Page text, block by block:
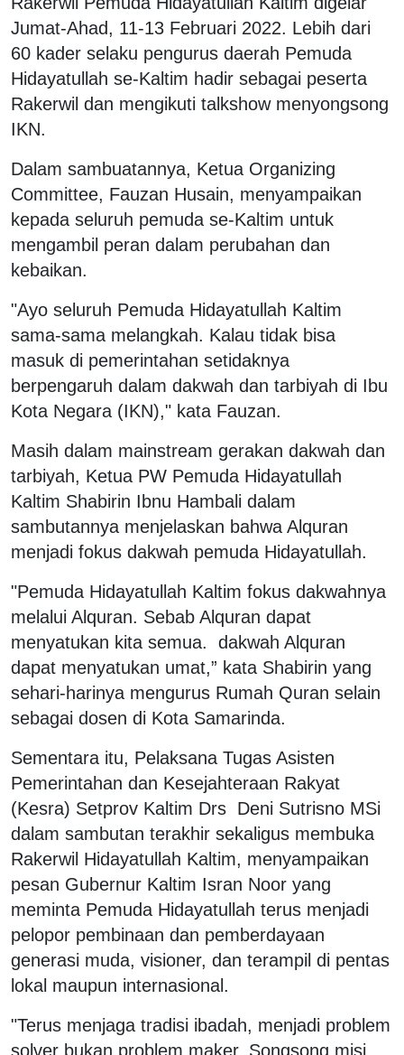
Jumat-Ahad, 11-13 Februari 2022. Lebih dari
60 kader selaku pengurus daerah Pemuda
Hidayatullah se-Kaltim hadir sebagai peserta
Rakerwil dan mengikuti talkshow menyongsong
IKN.
Dalam sambuatannya, Ketua Organizing
Committee, Fauzan Husain, menyampaikan
kepada seluruh pemuda se-Kaltim untuk
mengambil peran dalam perubahan dan
kebaikan.
"Ayo seluruh Pemuda Hidayatullah Kaltim
sama-sama melangkah. Kalau tidak bisa
masuk di pemerintahan setidaknya
berpengaruh dalam dakwah dan tarbiyah di Ibu
Kota Negara (IKN)," kata Fauzan.
Masih dalam mainstream gerakan dakwah dan
tarbiyah, Ketua PW Pemuda Hidayatullah
Kaltim Shabirin Ibnu Hambali dalam
sambutannya menjelaskan bahwa Alquran
menjadi fokus dakwah pemuda Hidayatullah.
"Pemuda Hidayatullah Kaltim fokus dakwahnya
melalui Alquran. Sebab Alquran dapat
menyatukan kita semua. dakwah Alquran
dapat menyatukan umat,” kata Shabirin yang
sehari-harinya mengurus Rumah Quran selain
sebagai dosen di Kota Samarinda.
Sementara itu, Pelaksana Tugas Asisten
Pemerintahan dan Kesejahteraan Rakyat
(Kesra) Setprov Kaltim Drs Deni Sutrisno MSi
dalam sambutan terakhir sekaligus membuka
Rakerwil Hidayatullah Kaltim, menyampaikan
pesan Gubernur Kaltim Isran Noor yang
meminta Pemuda Hidayatullah terus menjadi
pelopor pembinaan dan pemberdayaan
generasi muda, visioner, dan terampil di pentas
lokal maupun internasional.
"Terus menjaga tradisi ibadah, menjadi problem
solver bukan problem maker. Songsong misi